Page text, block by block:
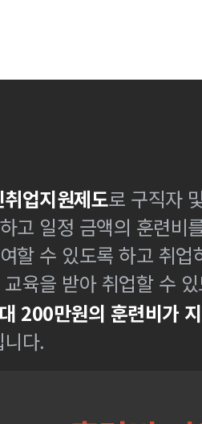
업지원제도로 구직자
고 일정 금액의 훈련비
할 수 있도록 하고 취
육을 받아 취업할 수
200만원의 훈련비가
다.